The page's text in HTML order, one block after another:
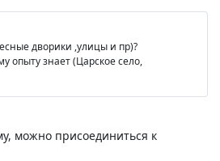
дворики ,улицы и пр)?
опыту знает (Царское село,
можно присоединиться к